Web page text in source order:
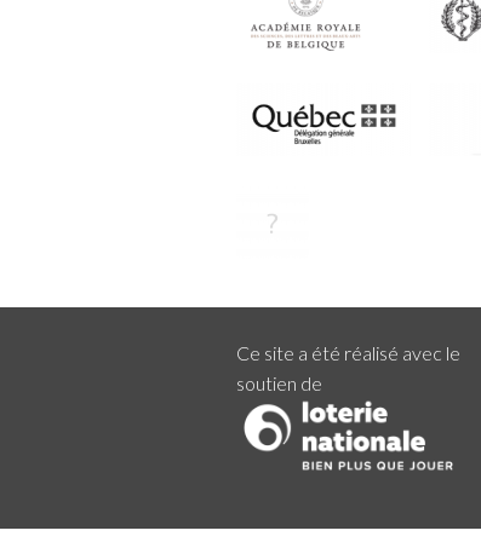
Ce site a été réalisé avec le
soutien de